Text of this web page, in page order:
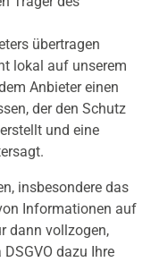
übertragen
lokal auf unserem
Anbieter einen
der den Schutz
und eine
insbesondere das
Informationen auf
dann vollzogen,
dazu Ihre